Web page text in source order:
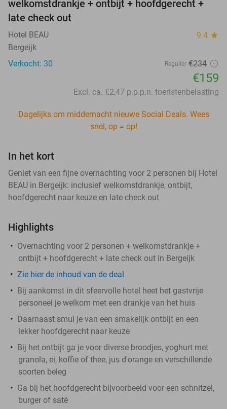
welkomstdrankje + ontbijt + hoofdgerecht +
late check out
Hotel BEAU 9.4 star
Bergeijk
Verkocht: 30
Regulier €234
€159
Excl. ca. €2,47 p.p.p.n. toeristenbelasting
Dagelijks om middernacht nieuwe Social Deals. Wees
snel, op = op!
In het kort
Geniet van een fijne overnachting voor 2 personen bij Hotel
BEAU in Bergeijk: inclusief welkomstdrankje, ontbijt,
hoofdgerecht naar keuze en late check out
Highlights
Overnachting voor 2 personen + welkomstdrankje +
ontbijt + hoofdgerecht + late check out in Bergeijk
Zie hier de inhoud van de deal
Bij aankomst in dit sfeervolle hotel heet het gastvrije
personeel je welkom met een drankje van het huis
Daarnaast smul je van een smakelijk ontbijt en een
lekker hoofdgerecht naar keuze
Bij het ontbijt ga je voor diverse broodjes, yoghurt met
granola, ei, koffie of thee, jus d'orange en verschillende
soorten beleg
Ga bij het hoofdgerecht bijvoorbeeld voor een schnitzel,
burger of saté